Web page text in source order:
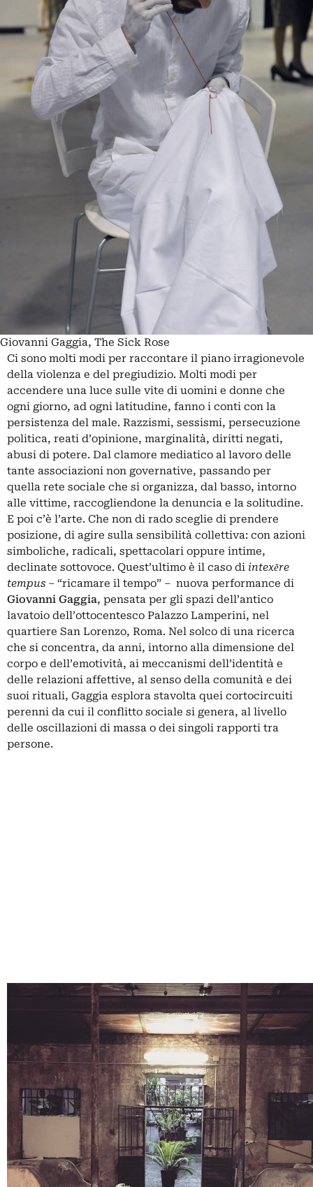
Giovanni Gaggia, The Sick Rose
Ci sono molti modi per raccontare il piano irragionevole
della violenza e del pregiudizio. Molti modi per
accendere una luce sulle vite di uomini e donne che
ogni giorno, ad ogni latitudine, fanno i conti con la
persistenza del male. Razzismi, sessismi, persecuzione
politica, reati d’opinione, marginalità, diritti negati,
abusi di potere. Dal clamore mediatico al lavoro delle
tante associazioni non governative, passando per
quella rete sociale che si organizza, dal basso, intorno
alle vittime, raccogliendone la denuncia e la solitudine.
E poi c’è l’arte. Che non di rado sceglie di prendere
posizione, di agire sulla sensibilità collettiva: con azioni
simboliche, radicali, spettacolari oppure intime,
declinate sottovoce. Quest’ultimo è il caso di intexěre
tempus – “ricamare il tempo” – nuova performance di
Giovanni Gaggia, pensata per gli spazi dell’antico
lavatoio dell’ottocentesco Palazzo Lamperini, nel
quartiere San Lorenzo, Roma. Nel solco di una ricerca
che si concentra, da anni, intorno alla dimensione del
corpo e dell’emotività, ai meccanismi dell’identità e
delle relazioni affettive, al senso della comunità e dei
suoi rituali, Gaggia esplora stavolta quei cortocircuiti
perenni da cui il conflitto sociale si genera, al livello
delle oscillazioni di massa o dei singoli rapporti tra
persone.